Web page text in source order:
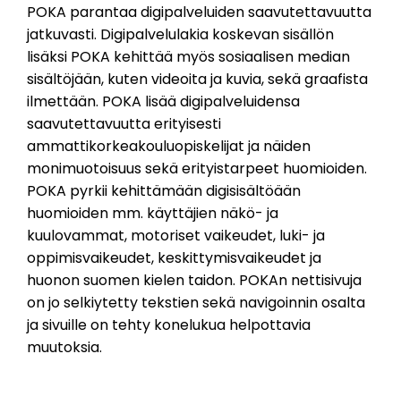
POKA parantaa digipalveluiden saavutettavuutta
jatkuvasti. Digipalvelulakia koskevan sisällön
lisäksi POKA kehittää myös sosiaalisen median
sisältöjään, kuten videoita ja kuvia, sekä graafista
ilmettään. POKA lisää digipalveluidensa
saavutettavuutta erityisesti
ammattikorkeakouluopiskelijat ja näiden
monimuotoisuus sekä erityistarpeet huomioiden.
POKA pyrkii kehittämään digisisältöään
huomioiden mm. käyttäjien näkö- ja
kuulovammat, motoriset vaikeudet, luki- ja
oppimisvaikeudet, keskittymisvaikeudet ja
huonon suomen kielen taidon. POKAn nettisivuja
on jo selkiytetty tekstien sekä navigoinnin osalta
ja sivuille on tehty konelukua helpottavia
muutoksia.